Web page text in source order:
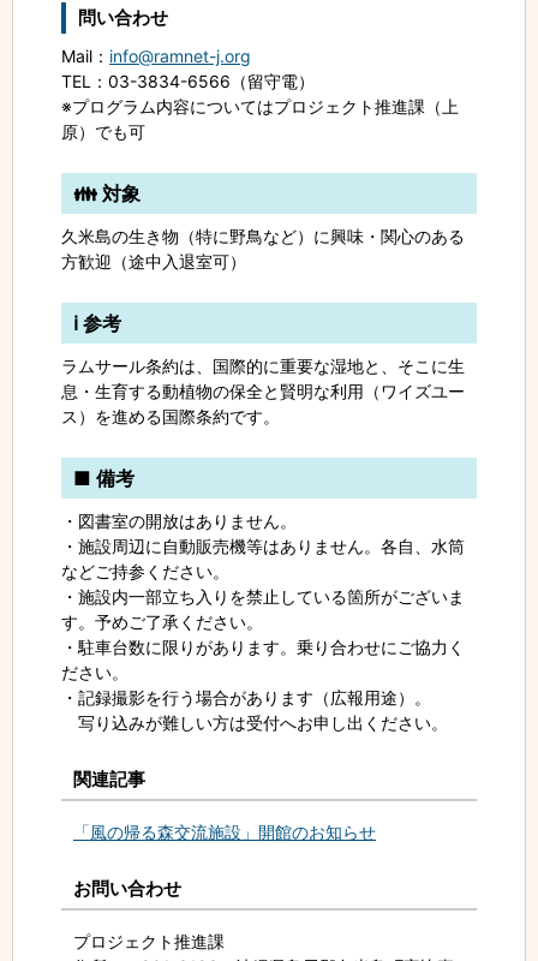
問い合わせ
Mail： info@ramnet-j.org
TEL：03-3834-6566（留守電）
※プログラム内容についてはプロジェクト推進課（上
原）でも可
👪 対象
久米島の生き物（特に野鳥など）に興味・関心のある
方歓迎（途中入退室可）
ℹ️ 参考
ラムサール条約は、国際的に重要な湿地と、そこに生
息・生育する動植物の保全と賢明な利用（ワイズユー
ス）を進める国際条約です。
■ 備考
・図書室の開放はありません。
・施設周辺に自動販売機等はありません。各自、水筒
などご持参ください。
・施設内一部立ち入りを禁止している箇所がございま
す。予めご了承ください。
・駐車台数に限りがあります。乗り合わせにご協力く
ださい。
・記録撮影を行う場合があります（広報用途）。
写り込みが難しい方は受付へお申し出ください。
関連記事
「風の帰る森交流施設」開館のお知らせ
お問い合わせ
プロジェクト推進課